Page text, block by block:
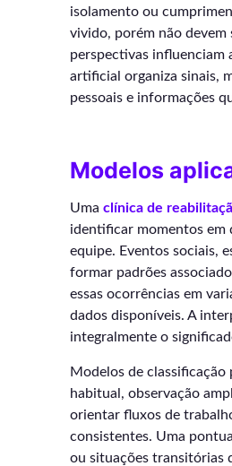
isolamento ou
vivido, porém não
perspectivas influenciam
artificial organiza sinais,
pessoais e informações
Modelos
Uma clínica de
identificar momentos em
equipe. Eventos sociais,
formar padrões
essas ocorrências em
dados disponíveis. A
integralmente o
Modelos de classificação
habitual, observação
orientar fluxos de
consistentes. Uma
ou situações transitórias